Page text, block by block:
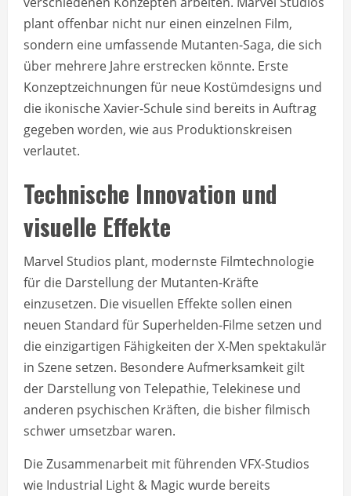
plant offenbar nicht nur einen einzelnen Film,
sondern eine umfassende Mutanten-Saga, die sich
über mehrere Jahre erstrecken könnte. Erste
Konzeptzeichnungen für neue Kostümdesigns und
die ikonische Xavier-Schule sind bereits in Auftrag
gegeben worden, wie aus Produktionskreisen
verlautet.
Technische Innovation und
visuelle Effekte
Marvel Studios plant, modernste Filmtechnologie
für die Darstellung der Mutanten-Kräfte
einzusetzen. Die visuellen Effekte sollen einen
neuen Standard für Superhelden-Filme setzen und
die einzigartigen Fähigkeiten der X-Men spektakulär
in Szene setzen. Besondere Aufmerksamkeit gilt
der Darstellung von Telepathie, Telekinese und
anderen psychischen Kräften, die bisher filmisch
schwer umsetzbar waren.
Die Zusammenarbeit mit führenden VFX-Studios
wie Industrial Light & Magic wurde bereits